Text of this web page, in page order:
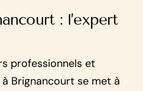
: l’expert
professionnels et
Brignancourt se met à